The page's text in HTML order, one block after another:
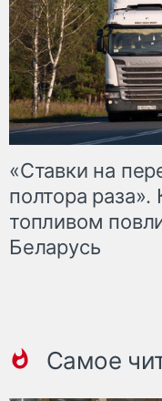
«Ставки на
полтора раза».
топливом
Беларусь
Самое